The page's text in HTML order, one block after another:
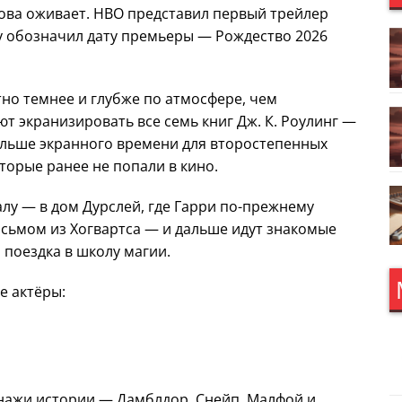
оживает. HBO представил первый трейлер
обозначил дату премьеры — Рождество 2026
темнее и глубже по атмосфере, чем
экранизировать все семь книг Дж. К. Роулинг —
экранного времени для второстепенных
ранее не попали в кино.
— в дом Дурслей, где Гарри по-прежнему
из Хогвартса — и дальше идут знакомые
в школу магии.
актёры: